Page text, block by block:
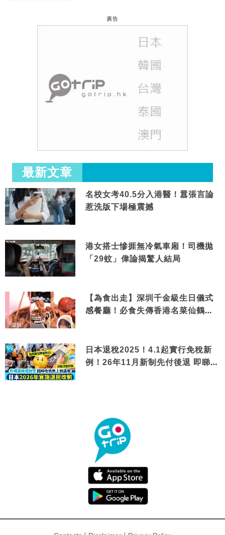
廣告
最新文章
名校女考40.5分入港醫！囂張言論
惹洗版下場極震撼
港女搭士慘捱無冷氣車廂！司機拋
「29蚊」偉論揭驚人結局
【為食出走】深圳千金級生日儀式
感餐廳！必食失傳香港名菜仙鶴神
日本退稅2025！4.1起實行免稅新
例！26年11月新制先付後退 即睇步